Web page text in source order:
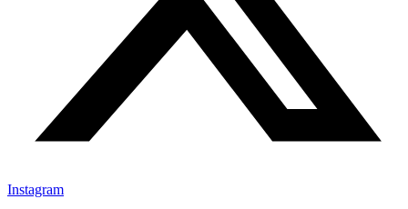
Instagram